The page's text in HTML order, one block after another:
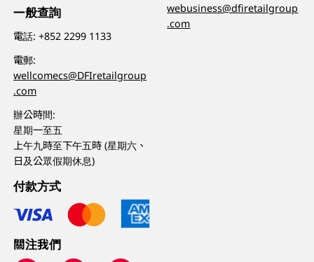
一般查詢
電話:+852 2299 1133
電郵:
wellcomecs@DFIretailgroup
.com
辦公時間:
星期一至五
上午九時至下午五時 (星期六、
日及公眾假期休息)
webusiness@dfiretailgroup
.com
付款方式
關注我們